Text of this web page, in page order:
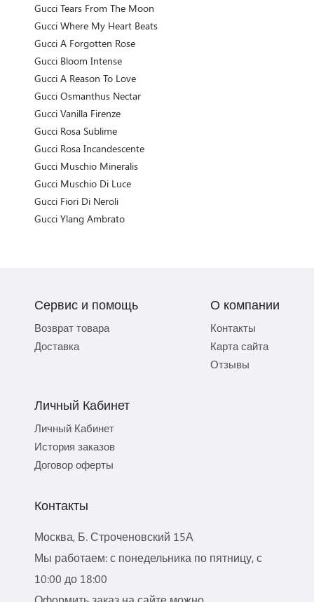
Gucci Tears From The Moon
Gucci Where My Heart Beats
Gucci A Forgotten Rose
Gucci Bloom Intense
Gucci A Reason To Love
Gucci Osmanthus Nectar
Gucci Vanilla Firenze
Gucci Rosa Sublime
Gucci Rosa Incandescente
Gucci Muschio Mineralis
Gucci Muschio Di Luce
Gucci Fiori Di Neroli
Gucci Ylang Ambrato
Сервис и помощь
Возврат товара
Доставка
О компании
Контакты
Карта сайта
Отзывы
Личный Кабинет
Личный Кабинет
История заказов
Договор оферты
Контакты
Москва, Б. Строченовский 15А
Мы работаем: с понедельника по пятницу, с
10:00 до 18:00